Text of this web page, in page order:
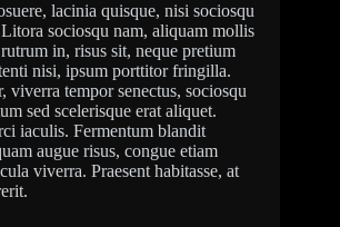
lacinia quisque, nisi sociosqu
sociosqu nam, aliquam mollis
in, risus sit, neque pretium
nisi, ipsum porttitor fringilla.
viverra tempor senectus, sociosqu
sed scelerisque erat aliquet.
iaculis. Fermentum blandit
augue risus, congue etiam
viverra. Praesent habitasse, at